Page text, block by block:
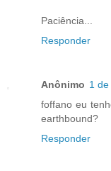
Paciência...
Responder
Anônimo 1
foffano eu
earthbound?
Responder